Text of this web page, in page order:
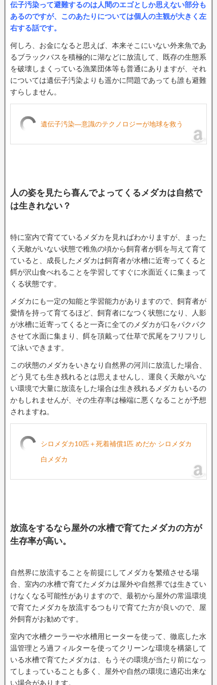
伝子汚染って避難するのは人間のエゴとしか思えない部分も
あるのですが、このあたりについては個人の主観が大きく左
右する話です。
何しろ、お金になると思えば、本来そこにいない外来魚であ
るブラックバスを積極的に湖などに放流して、既存の生態系
を破壊しまくっている漁業団体等も普通にありますが、それ
については遺伝子汚染よりも遥かに問題であっても誰も避難
すらしません。
遺伝子汚染―意識のテクノロジーが地球を救う
人の姿を見たら喜んでよってくるメダカは自然で
は生きれない？
特に室内で育てているメダカを見ればわかりますが、まった
く天敵がいない状態で稚魚の頃から飼育者が餌を与えて育て
ていると、成長したメダカは飼育者が水槽に近寄ってくると
餌が沢山食べれることを学習してすぐに水面近くに集まって
くる状態です。
メダカにも一定の知能と学習能力がありますので、飼育者が
愛情を持って育てるほど、飼育者になつく状態になり、人影
が水槽に近寄ってくると一斉に全てのメダカが口をパクパク
させて水面に集まり、餌を頂戴って仕草で尻尾をフリフリし
て泳いできます。
この状態のメダカをいきなり自然界の河川に放流した場合、
どう見ても生き残れるとは思えませんし、運良く天敵がいな
い環境で大量に放流をした場合は生き残れるメダカもいるの
かもしれませんが、その生存率は極端に悪くなることが予想
されますね。
シロメダカ10匹＋死着補償1匹 めだか シロメダカ
白メダカ
放流をするなら屋外の水槽で育てたメダカの方が
生存率が高い。
自然界に放流することを前提にしてメダカを繁殖させる場
合、室内の水槽で育てたメダカは屋外や自然界では生きてい
けなくなる可能性がありますので、最初から屋外の常温環境
で育てたメダカを放流するつもりで育てた方が良いので、屋
外飼育がお勧めです。
室内で水槽クーラーや水槽用ヒーターを使って、徹底した水
温管理とろ過フィルターを使ってクリーンな環境を構築して
いる水槽で育てたメダカは、もうその環境が当たり前になっ
てしまっていることも多く、屋外や自然の環境に適応出来な
い場合があります。